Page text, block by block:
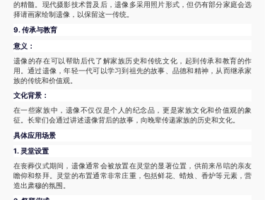
的精髓。现代摄影技术普及后，遗像多采用照片形式，但仍有部分家庭会选
择请画家绘制遗像，以保留这一传统。
9. 传承与教育
意义：
遗像的存在可以帮助后代了解家族历史和传统文化，起到传承和教育的作
用。通过遗像，年轻一代可以学习到祖先的故事、品德和精神，从而继承家
族的传统和价值观。
文化背景：
在一些家族中，遗像不仅仅是个人的纪念品，更是家族文化和价值观的象
征。长辈们会通过讲述遗像背后的故事，向晚辈传递家族的历史和文化。
具体应用场景
1. 灵堂设置
在丧葬仪式期间，遗像通常会被放置在灵堂的显著位置，供前来吊唁的亲友
瞻仰和祭拜。灵堂的布置通常非常庄重，包括鲜花、蜡烛、香炉等元素，营
造出肃穆的氛围。